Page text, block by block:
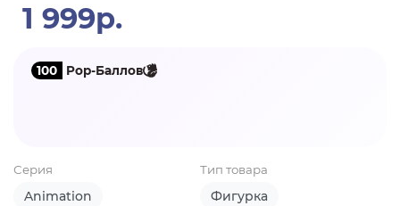
1 999р.
100 Pop-Баллов
Серия
Animation
Тип товара
Фигурка